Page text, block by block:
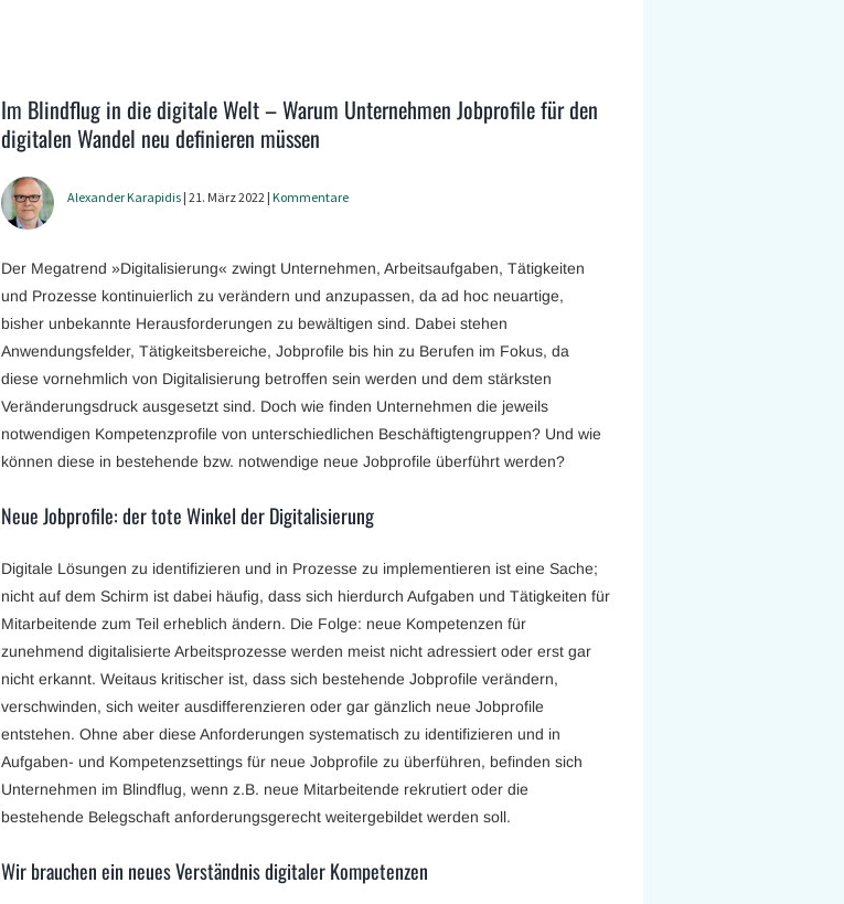
Im Blindflug in die digitale Welt – Warum Unternehmen Jobprofile für den
digitalen Wandel neu definieren müssen
Alexander Karapidis | 21. März 2022 | Kommentare
Der Megatrend »Digitalisierung« zwingt Unternehmen, Arbeitsaufgaben, Tätigkeiten
und Prozesse kontinuierlich zu verändern und anzupassen, da ad hoc neuartige,
bisher unbekannte Herausforderungen zu bewältigen sind. Dabei stehen
Anwendungsfelder, Tätigkeitsbereiche, Jobprofile bis hin zu Berufen im Fokus, da
diese vornehmlich von Digitalisierung betroffen sein werden und dem stärksten
Veränderungsdruck ausgesetzt sind. Doch wie finden Unternehmen die jeweils
notwendigen Kompetenzprofile von unterschiedlichen Beschäftigtengruppen? Und wie
können diese in bestehende bzw. notwendige neue Jobprofile überführt werden?
Neue Jobprofile: der tote Winkel der Digitalisierung
Digitale Lösungen zu identifizieren und in Prozesse zu implementieren ist eine Sache;
nicht auf dem Schirm ist dabei häufig, dass sich hierdurch Aufgaben und Tätigkeiten für
Mitarbeitende zum Teil erheblich ändern. Die Folge: neue Kompetenzen für
zunehmend digitalisierte Arbeitsprozesse werden meist nicht adressiert oder erst gar
nicht erkannt. Weitaus kritischer ist, dass sich bestehende Jobprofile verändern,
verschwinden, sich weiter ausdifferenzieren oder gar gänzlich neue Jobprofile
entstehen. Ohne aber diese Anforderungen systematisch zu identifizieren und in
Aufgaben- und Kompetenzsettings für neue Jobprofile zu überführen, befinden sich
Unternehmen im Blindflug, wenn z.B. neue Mitarbeitende rekrutiert oder die
bestehende Belegschaft anforderungsgerecht weitergebildet werden soll.
Wir brauchen ein neues Verständnis digitaler Kompetenzen